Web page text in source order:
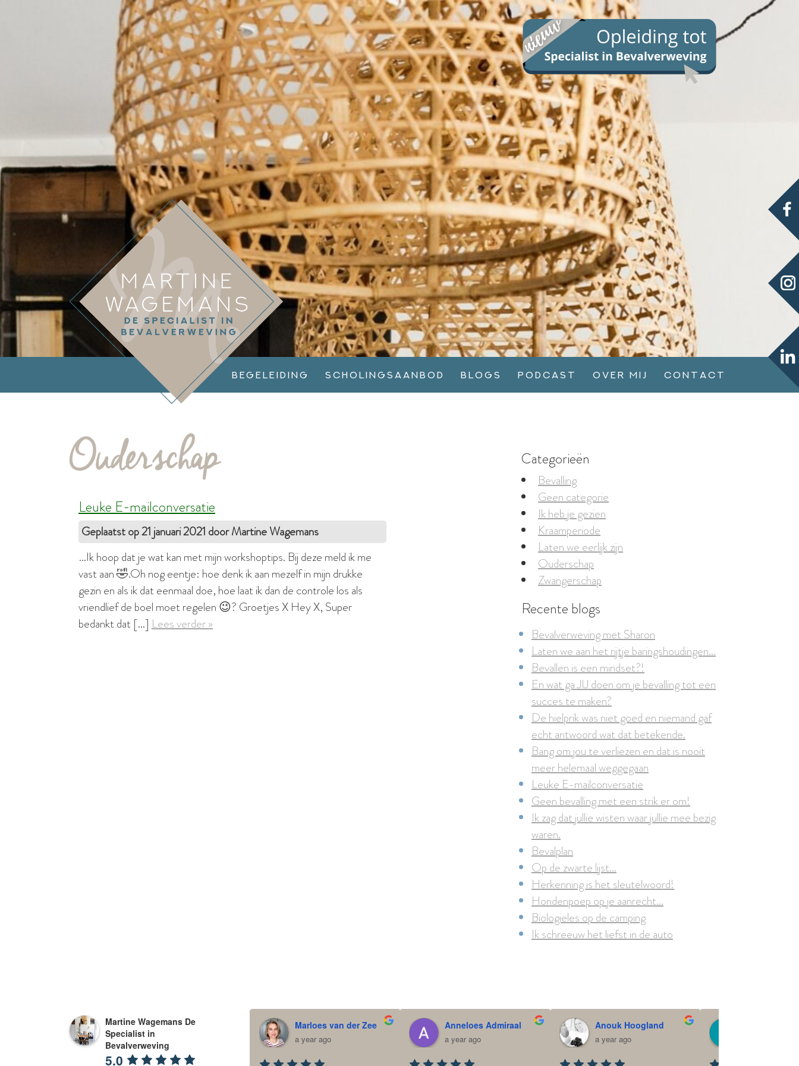
Begeleiding Scholingsaanbod Blogs Podcast Over mij Contact
Ouderschap
Leuke E-mailconversatie
Geplaatst op 21 januari 2021 door Martine Wagemans
…Ik hoop dat je wat kan met mijn workshoptips. Bij deze meld ik me
vast aan 🤣.Oh nog eentje: hoe denk ik aan mezelf in mijn drukke
gezin en als ik dat eenmaal doe, hoe laat ik dan de controle los als
vriendlief de boel moet regelen 😉? Groetjes X Hey X, Super
bedankt dat […] Lees verder »
Categorieën
Bevalling
Geen categorie
Ik heb je gezien
Kraamperiode
Laten we eerlijk zijn
Ouderschap
Zwangerschap
Recente blogs
Bevalverweving met Sharon
Laten we aan het rijtje baringshoudingen...
Bevallen is een mindset?!
En wat ga JIJ doen om je bevalling tot een
succes te maken?
De hielprik was niet goed en niemand gaf
echt antwoord wat dat betekende.
Bang om jou te verliezen en dat is nooit
meer helemaal weggegaan
Leuke E-mailconversatie
Geen bevalling met een strik er om!
Ik zag dat jullie wisten waar jullie mee bezig
waren.
Bevalplan
Op de zwarte lijst...
Herkenning is het sleutelwoord!
Hondenpoep op je aanrecht...
Biologieles op de camping
Ik schreeuw het liefst in de auto
Martine Wagemans De
Specialist in
Bevalverweving
5.0
Emmy Klein Nagelvoort
11 months ago
Marloes van der Zee
a year ago
Anneloes Admiraal
a year ago
Anouk Hoogland
a year ago